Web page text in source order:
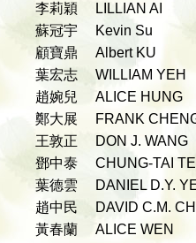
李莉穎
LILLIAN AI
蘇冠宇
Kevin Su
顧寶鼎
Albert KU
葉宏志
WILLIAM YEH
趙婉兒
ALICE HUNG
鄭大展
FRANK
王敦正
DON J. WANG
鄧中泰
CHUNG-TAI
葉德雲
DANIEL D.Y.
趙中民
DAVID C.M.
黃春蘭
ALICE WEN